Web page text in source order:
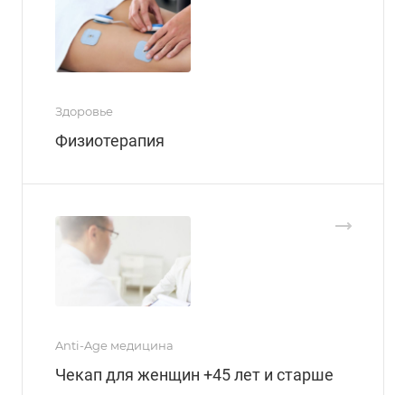
Здоровье
Физиотерапия
Anti-Age медицина
Чекап для женщин +45 лет и старше